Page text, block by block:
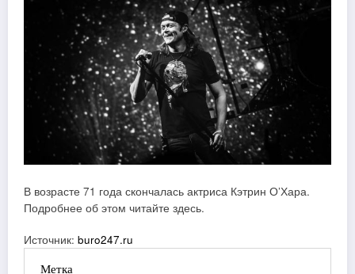
В возрасте 71 года скончалась актриса Кэтрин О’Хара.
Подробнее об этом читайте здесь.
Источник: buro247.ru
Метка